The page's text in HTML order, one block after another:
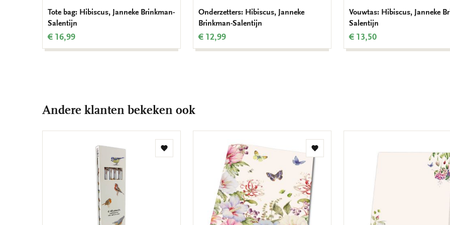
Tote bag: Hibiscus, Janneke Brinkman-
Salentijn
€ 16,99
Onderzetters: Hibiscus, Janneke
Brinkman-Salentijn
€ 12,99
Vouwtas: Hibiscus, Janneke
Salentijn
€ 13,50
Andere klanten bekeken ook
Toevoegen
Toevoegen
aan
verlanglijst